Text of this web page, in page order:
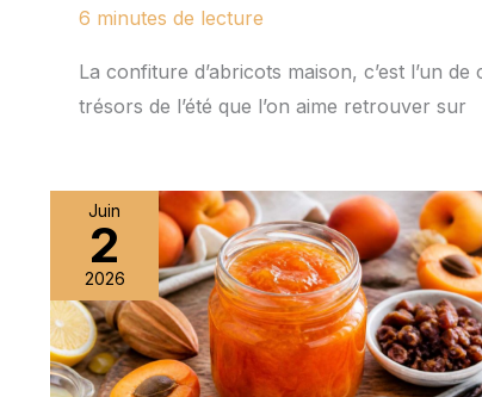
6 minutes de lecture
La confiture d’abricots maison, c’est l’un de
trésors de l’été que l’on aime retrouver sur
Juin
2
2026